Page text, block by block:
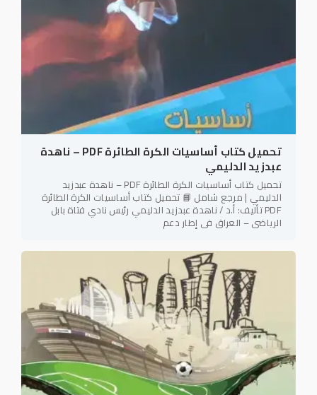
تحميل كتاب أساسيات الكرة الطائرة PDF – ناهدة
عبدزيد الدليمي
تحميل كتاب أساسيات الكرة الطائرة PDF – ناهدة عبدزيد
الدليمي | مرجع شامل 📘 تحميل كتاب أساسيات الكرة الطائرة
PDF تأليف: أ.د / ناهدة عبدزيد الدليمي رئيس نادي فتاة بابل
الرياضي – العراق في إطار دعم